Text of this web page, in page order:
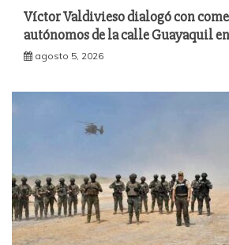
Víctor Valdivieso dialogó con
autónomos de la calle Guayaquil
agosto 5, 2026